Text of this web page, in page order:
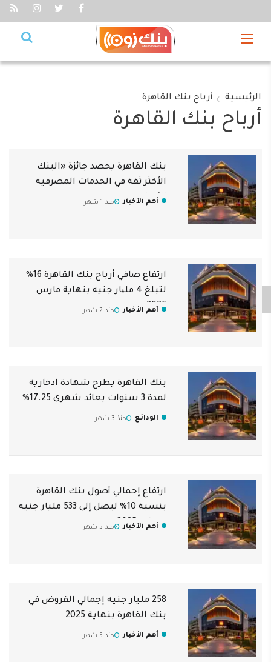
الرئيسية أرباح بنك القاهرة
أرباح بنك القاهرة
بنك القاهرة يحصد جائزة «البنك
الأكثر ثقة في الخدمات المصرفية
للأفراد» في مصر
أهم الأخبار منذ 1 شهر
ارتفاع صافي أرباح بنك القاهرة 16%
لتبلغ 4 ﻣﻠﯿﺎر جنيه بنهاية مارس
2026أهم الأخبار منذ 2 شهر
بنك القاهرة يطرح شهادة ادخارية
لمدة 3 سنوات بعائد شهري 17.25%
الودائع منذ 3 شهر
ارتفاع إجمالي أصول بنك القاهرة
بنسبة 10% ليصل إلى 533 مليار جنيه
بنهاية 2025
أهم الأخبار منذ 5 شهر
258 مليار جنيه إجمالي القروض في
بنك القاهرة بنهاية 2025
أهم الأخبار منذ 5 شهر